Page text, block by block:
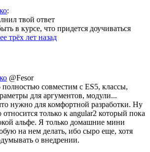
:
твой ответ
в курсе, что придется доучиваться
трёх лет назад
@Fesor
полностью совместим с ES5, классы,
для аргументов, модули...
нужно для комфортной разработки. Ну
относится только к angular2 который пока
альфе. Я только домашние мини
на нем делать, ибо сыро еще, хотя
о внедрении.